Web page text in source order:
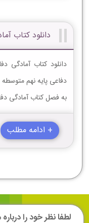
دانلود کتاب
به فصل کتاب آمادگی
+ ادامه مطلب
لطفا نظر خود را